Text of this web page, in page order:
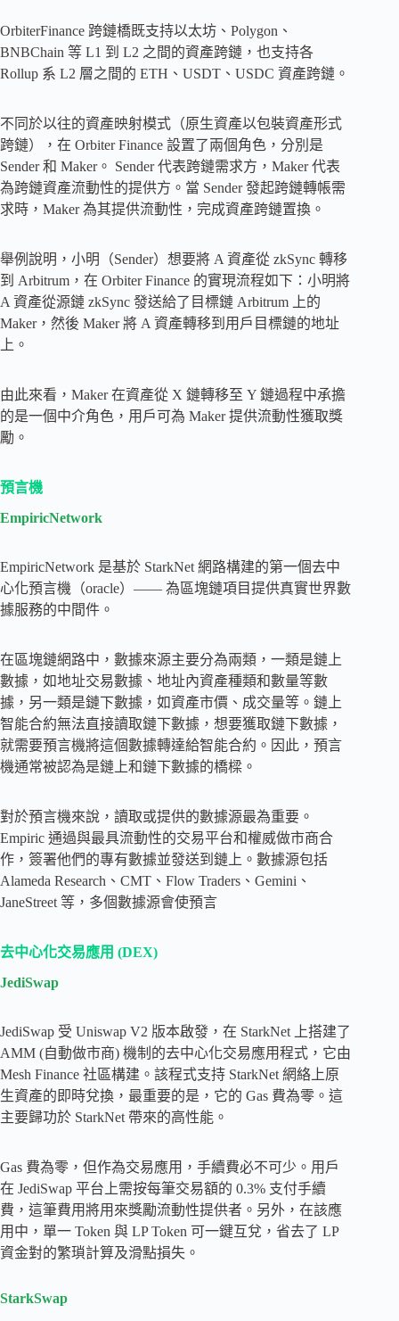
OrbiterFinance 跨鏈橋既支持以太坊、Polygon、
BNBChain 等 L1 到 L2 之間的資產跨鏈，也支持各
Rollup 系 L2 層之間的 ETH、USDT、USDC 資產跨鏈。
不同於以往的資產映射模式（原生資產以包裝資產形式
跨鏈），在 Orbiter Finance 設置了兩個角色，分別是
Sender 和 Maker。 Sender 代表跨鏈需求方，Maker 代表
為跨鏈資產流動性的提供方。當 Sender 發起跨鏈轉帳需
求時，Maker 為其提供流動性，完成資產跨鏈置換。
舉例說明，小明（Sender）想要將 A 資產從 zkSync 轉移
到 Arbitrum，在 Orbiter Finance 的實現流程如下：小明將
A 資產從源鏈 zkSync 發送給了目標鏈 Arbitrum 上的
Maker，然後 Maker 將 A 資產轉移到用戶目標鏈的地址
上。
由此來看，Maker 在資產從 X 鏈轉移至 Y 鏈過程中承擔
的是一個中介角色，用戶可為 Maker 提供流動性獲取獎
勵。
預言機
EmpiricNetwork
EmpiricNetwork 是基於 StarkNet 網路構建的第一個去中
心化預言機（oracle）—— 為區塊鏈項目提供真實世界數
據服務的中間件。
在區塊鏈網路中，數據來源主要分為兩類，一類是鏈上
數據，如地址交易數據、地址內資產種類和數量等數
據，另一類是鏈下數據，如資產市價、成交量等。鏈上
智能合約無法直接讀取鏈下數據，想要獲取鏈下數據，
就需要預言機將這個數據轉達給智能合約。因此，預言
機通常被認為是鏈上和鏈下數據的橋樑。
對於預言機來說，讀取或提供的數據源最為重要。
Empiric 通過與最具流動性的交易平台和權威做市商合
作，簽署他們的專有數據並發送到鏈上。數據源包括
Alameda Research、CMT、Flow Traders、Gemini、
JaneStreet 等，多個數據源會使預言
去中心化交易應用 (DEX)
JediSwap
JediSwap 受 Uniswap V2 版本啟發，在 StarkNet 上搭建了
AMM (自動做市商) 機制的去中心化交易應用程式，它由
Mesh Finance 社區構建。該程式支持 StarkNet 網絡上原
生資產的即時兌換，最重要的是，它的 Gas 費為零。這
主要歸功於 StarkNet 帶來的高性能。
Gas 費為零，但作為交易應用，手續費必不可少。用戶
在 JediSwap 平台上需按每筆交易額的 0.3% 支付手續
費，這筆費用將用來獎勵流動性提供者。另外，在該應
用中，單一 Token 與 LP Token 可一鍵互兌，省去了 LP
資金對的繁瑣計算及滑點損失。
StarkSwap